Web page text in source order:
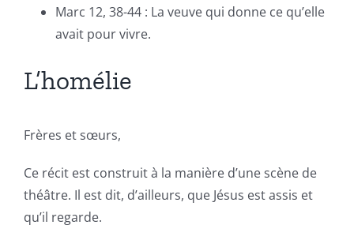
Marc 12, 38-44 : La veuve qui donne ce qu’elle
avait pour vivre.
L’homélie
Frères et sœurs,
Ce récit est construit à la manière d’une scène de
théâtre. Il est dit, d’ailleurs, que Jésus est assis et
qu’il regarde.